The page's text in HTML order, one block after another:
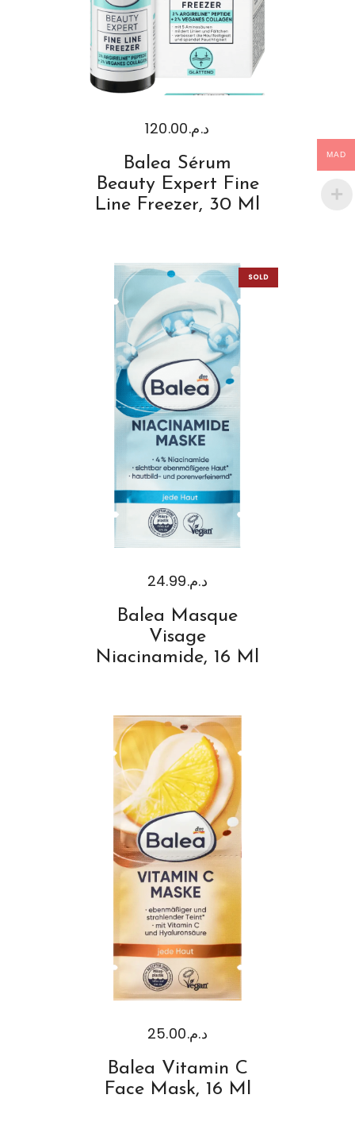
د.م.120.00
Balea Sérum
Beauty Expert Fine
Line Freezer, 30 Ml
SOLD
د.م.24.99
Balea Masque
Visage
Niacinamide, 16 Ml
د.م.25.00
Balea Vitamin C
Face Mask, 16 Ml
MAD